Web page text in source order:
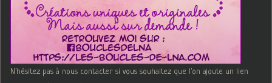
N'hésitez pas à nous contacter si vous souhaitez que l'on ajoute un lien